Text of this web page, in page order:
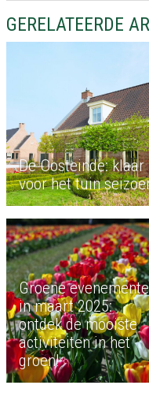
GERELATEERDE
De Oosteinde: klaar
voor het tuin
Groene
in maart 2025:
ontdek de mooiste
activiteiten in het
groen!